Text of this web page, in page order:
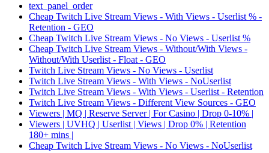
text_panel_order
Cheap Twitch Live Stream Views - With Views - Userlist % -
Retention - GEO
Cheap Twitch Live Stream Views - No Views - Userlist %
Cheap Twitch Live Stream Views - Without/With Views -
Without/With Userlist - Float - GEO
Twitch Live Stream Views - No Views - Userlist
Twitch Live Stream Views - With Views - NoUserlist
Twitch Live Stream Views - With Views - Userlist - Retention
Twitch Live Stream Views - Different View Sources - GEO
Viewers | MQ | Reserve Server | For Casino | Drop 0-10% |
Viewers | UVHQ | Userlist | Views | Drop 0% | Retention
180+ mins |
Cheap Twitch Live Stream Views - No Views - NoUserlist